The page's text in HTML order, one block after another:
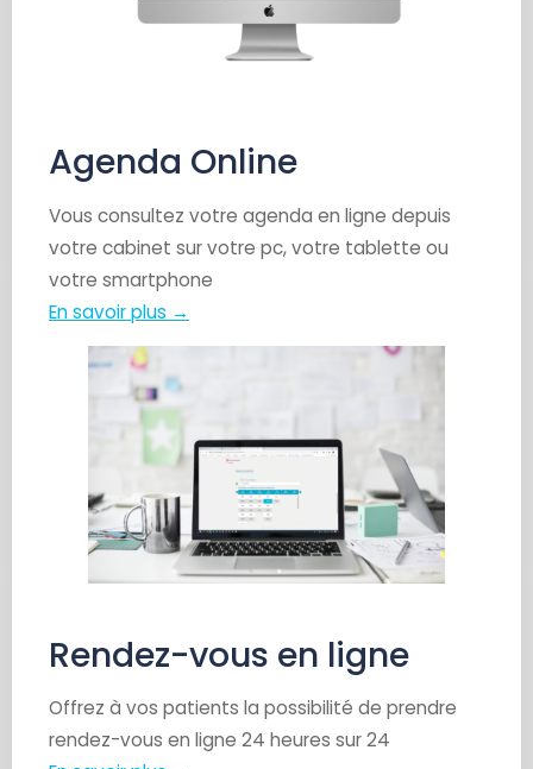
Agenda Online
Vous consultez votre agenda en ligne depuis
votre cabinet sur votre pc, votre tablette ou
votre smartphone
En savoir plus →
Rendez-vous en ligne
Offrez à vos patients la possibilité de prendre
rendez-vous en ligne 24 heures sur 24